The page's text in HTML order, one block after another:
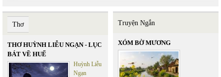
Thơ
THƠ HUỲNH LIỄU NGẠN - LỤC
BÁT VỀ HUẾ
Huỳnh Liễu
Ngạn
Truyện Ngắn
XÓM BỜ MƯƠNG